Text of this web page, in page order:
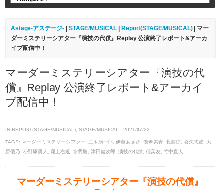
Astage-アステージ- |STAGE/MUSICAL Report(STAGE/MUSICAL) | マー
ダーミステリーシアター『演技の代償』Replay 公演終了レポート&アーカ
イブ配信中！
マーダーミステリーシアター『演技の代
償』Replay 公演終了レポート&アーカイ
ブ配信中！
IN REPORT(STAGE/MUSICAL) ,STAGE/MUSICAL · 2021/07/22
TAGS: マーダーミステリーシアター 三木康一郎 ,伊藤あさひ ,優希美青 ,北園涼 ,喜矢武豊
大
原優乃
,小野塚勇人 尾上右近 ,水野勝 ,津田健次郎 ,演技の代償 ,稲葉友 ,竹中直人
マーダーミステリーシアター『演技の代償』